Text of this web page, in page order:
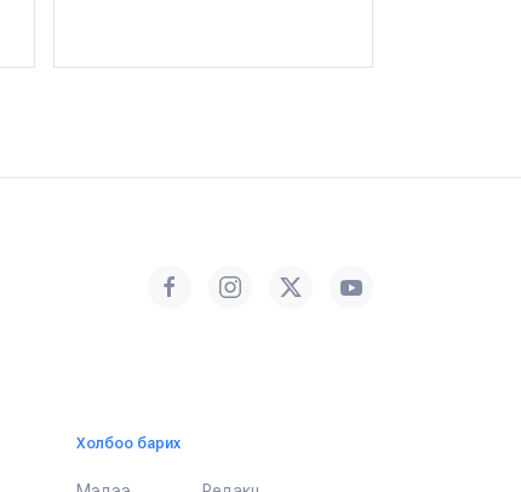
Холбоо барих